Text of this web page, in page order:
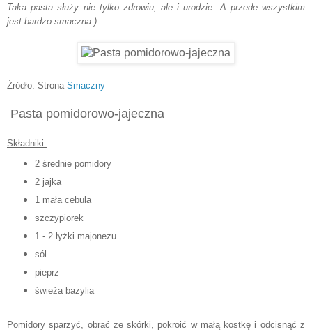
Taka pasta służy nie tylko zdrowiu, ale i urodzie. A przede wszystkim
jest bardzo smaczna:)
Źródło: Strona Smaczny
Pasta pomidorowo-jajeczna
Składniki:
2 średnie pomidory
2 jajka
1 mała cebula
szczypiorek
1 - 2 łyżki majonezu
sól
pieprz
świeża bazylia
Pomidory sparzyć, obrać ze skórki, pokroić w małą kostkę i odcisnąć z